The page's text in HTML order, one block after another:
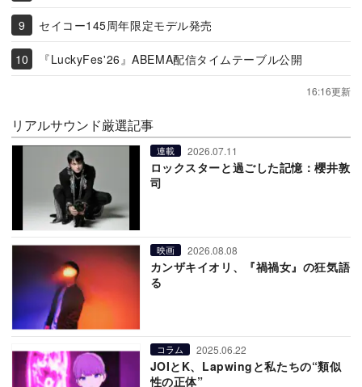
セイコー145周年限定モデル発売
『LuckyFes'26』ABEMA配信タイムテーブル公開
16:16更新
リアルサウンド厳選記事
連載 2026.07.11
ロックスターと過ごした記憶：櫻井敦
司
映画 2026.08.08
カンザキイオリ、『禍禍女』の狂気語
る
コラム 2025.06.22
JOIとK、Lapwingと私たちの“類似
性の正体”